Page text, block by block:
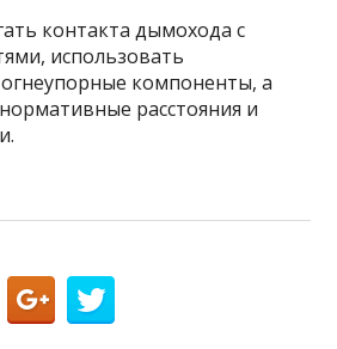
контакта дымохода с
использовать
компоненты, а
расстояния и